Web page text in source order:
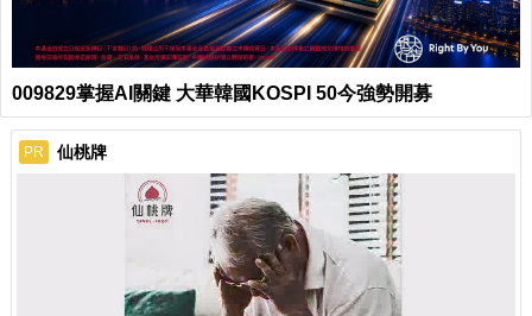
009829掌握AI關鍵 大華韓國KOSPI 50今強勢開募
PR 仙桃牌